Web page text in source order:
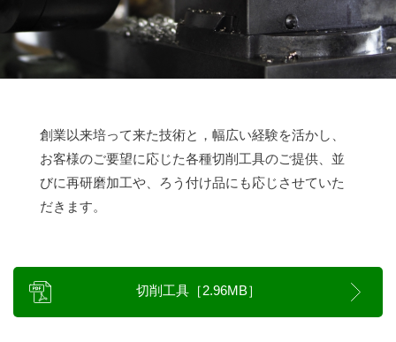
創業以来培って来た技術と，幅広い経験を活かし、
お客様のご要望に応じた各種切削工具のご提供、並
びに再研磨加工や、ろう付け品にも応じさせていた
だきます。
切削工具［2.96MB］